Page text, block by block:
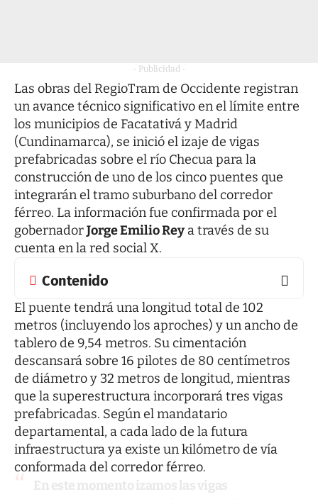
- Publicidad -
Las obras del RegioTram de Occidente registran
un avance técnico significativo en el límite entre
los municipios de Facatativá y Madrid
(Cundinamarca), se inició el izaje de vigas
prefabricadas sobre el río Checua para la
construcción de uno de los cinco puentes que
integrarán el tramo suburbano del corredor
férreo. La información fue confirmada por el
gobernadorJorge Emilio Rey a través de su
cuenta en la red social X.
Contenido
El puente tendrá una longitud total de 102
metros (incluyendo los aproches) y un ancho de
tablero de 9,54 metros. Su cimentación
descansará sobre 16 pilotes de 80 centímetros
de diámetro y 32 metros de longitud, mientras
que la superestructura incorporará tres vigas
prefabricadas. Según el mandatario
departamental, a cada lado de la futura
infraestructura ya existe un kilómetro de vía
conformada del corredor férreo.